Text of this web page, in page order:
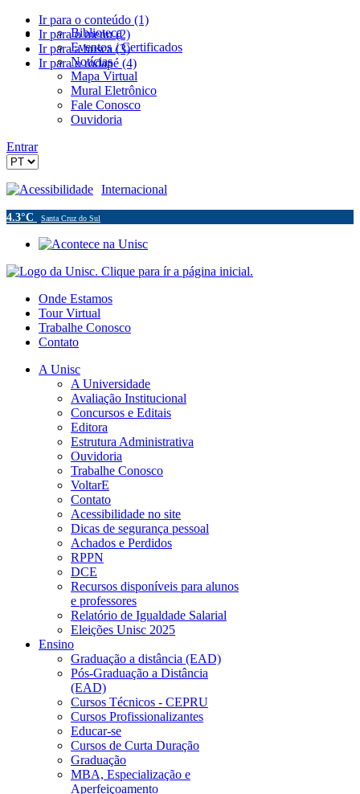
Ir para o conteúdo (1)
Ir para o menu (2)
Ir para a busca (3)
Ir para o rodapé (4)
Biblioteca
Eventos / Certificados
Notícias
Mapa Virtual
Mural Eletrônico
Fale Conosco
Ouvidoria
Entrar
Acessibilidade Internacional
4.3°C Santa Cruz do Sul
Onde Estamos
Tour Virtual
Trabalhe Conosco
Contato
A Unisc
A Universidade
Avaliação Institucional
Concursos e Editais
Editora
Estrutura Administrativa
Ouvidoria
Trabalhe Conosco
VoltarE
Contato
Acessibilidade no site
Dicas de segurança pessoal
Achados e Perdidos
RPPN
DCE
Recursos disponíveis para alunos
e professores
Relatório de Igualdade Salarial
Eleições Unisc 2025
Ensino
Graduação a distância (EAD)
Pós-Graduação a Distância
(EAD)
Cursos Técnicos - CEPRU
Cursos Profissionalizantes
Educar-se
Cursos de Curta Duração
Graduação
MBA, Especialização e
Aperfeiçoamento